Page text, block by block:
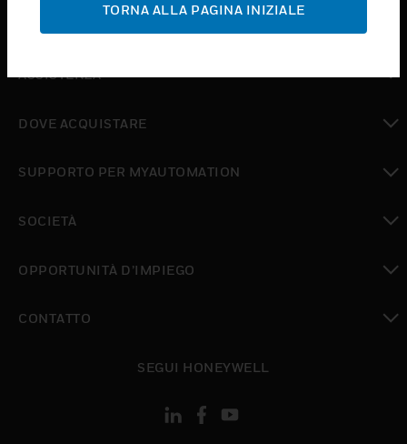
ASSISTENZA
DOVE ACQUISTARE
SUPPORTO PER MYAUTOMATION
SOCIETÀ
OPPORTUNITÀ D’IMPIEGO
CONTATTO
SEGUI HONEYWELL
TORNA ALLA PAGINA INIZIALE